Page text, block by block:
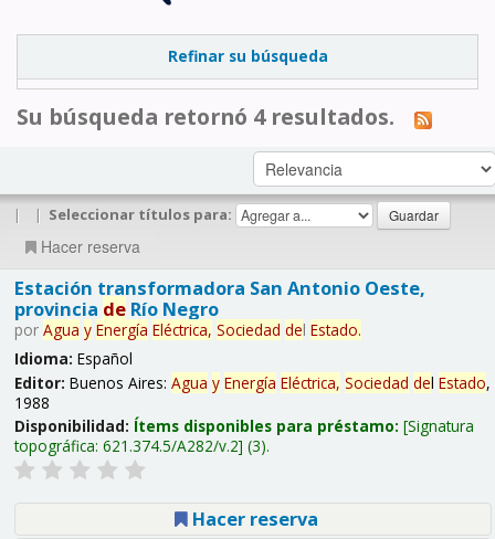
Refinar su búsqueda
Su búsqueda retornó 4 resultados.
| | Seleccionar títulos para:
Hacer reserva
Estación transformadora San Antonio Oeste,
provincia deRío Negro
por Agua y Energía Eléctrica, Sociedad del Estado.
Idioma: Español
Editor: Buenos Aires: Agua y Energía Eléctrica, Sociedad del Estado,
1988
Disponibilidad: Ítems disponibles para préstamo: Signatura
topográfica: 621.374.5/A282/v.2 (3).
Hacer reserva